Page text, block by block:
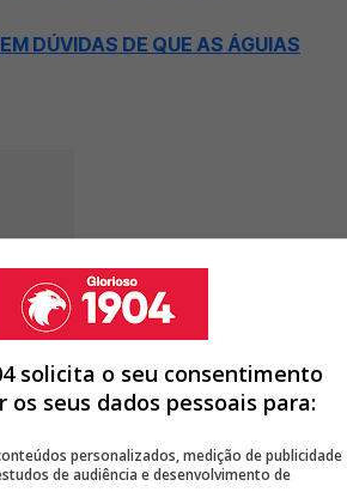
DÚVIDAS DE QUE AS ÁGUIAS
solicita o seu consentimento
os seus dados pessoais para:
personalizados, medição de publicidade
de audiência e desenvolvimento de